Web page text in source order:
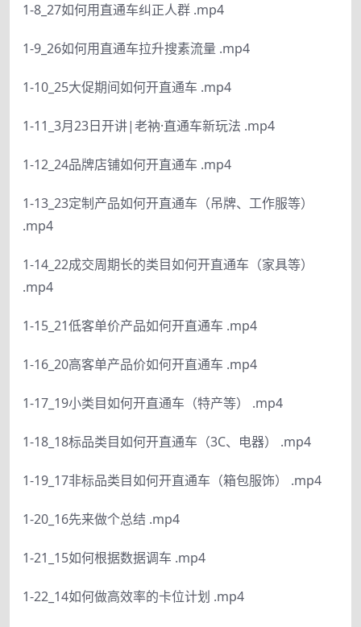
1-8_27如何用直通车纠正人群 .mp4
1-9_26如何用直通车拉升搜素流量 .mp4
1-10_25大促期间如何开直通车 .mp4
1-11_3月23日开讲|老衲·直通车新玩法 .mp4
1-12_24品牌店铺如何开直通车 .mp4
1-13_23定制产品如何开直通车（吊牌、工作服等）
.mp4
1-14_22成交周期长的类目如何开直通车（家具等）
.mp4
1-15_21低客单价产品如何开直通车 .mp4
1-16_20高客单产品价如何开直通车 .mp4
1-17_19小类目如何开直通车（特产等） .mp4
1-18_18标品类目如何开直通车（3C、电器） .mp4
1-19_17非标品类目如何开直通车（箱包服饰） .mp4
1-20_16先来做个总结 .mp4
1-21_15如何根据数据调车 .mp4
1-22_14如何做高效率的卡位计划 .mp4